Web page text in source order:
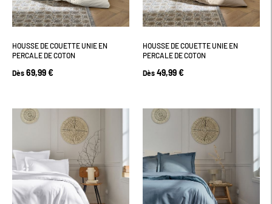
HOUSSE DE COUETTE UNIE EN
PERCALE DE COTON
Dès 69,99 €
HOUSSE DE COUETTE UNIE EN
PERCALE DE COTON
Dès 49,99 €